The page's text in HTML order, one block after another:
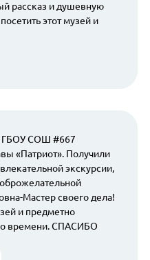
рассказ и душевную
этот музей и
ГБОУ СОШ #667
«Патриот». Получили
экскурсии,
Мастер своего дела!
и предметно
времени. СПАСИБО